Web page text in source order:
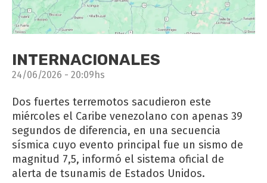
INTERNACIONALES
24/06/2026 - 20:09hs
Dos fuertes terremotos sacudieron este
miércoles el Caribe venezolano con apenas 39
segundos de diferencia, en una secuencia
sísmica cuyo evento principal fue un sismo de
magnitud 7,5, informó el sistema oficial de
alerta de tsunamis de Estados Unidos.